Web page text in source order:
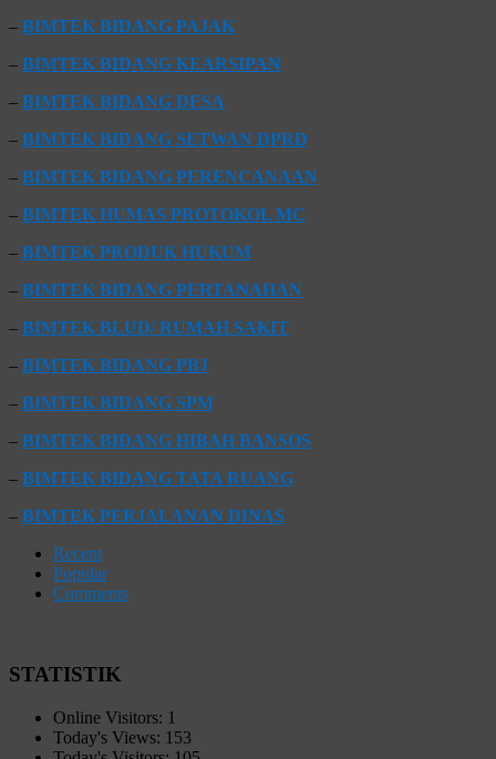
– BIMTEK BIDANG PAJAK
– BIMTEK BIDANG KEARSIPAN
– BIMTEK BIDANG DESA
– BIMTEK BIDANG SETWAN DPRD
– BIMTEK BIDANG PERENCANAAN
– BIMTEK HUMAS PROTOKOL MC
– BIMTEK PRODUK HUKUM
– BIMTEK BIDANG PERTANAHAN
– BIMTEK BLUD/ RUMAH SAKIT
– BIMTEK BIDANG PBJ
– BIMTEK BIDANG SPM
– BIMTEK BIDANG HIBAH BANSOS
– BIMTEK BIDANG TATA RUANG
– BIMTEK PERJALANAN DINAS
Recent
Popular
Comments
STATISTIK
Online Visitors: 1
Today's Views: 153